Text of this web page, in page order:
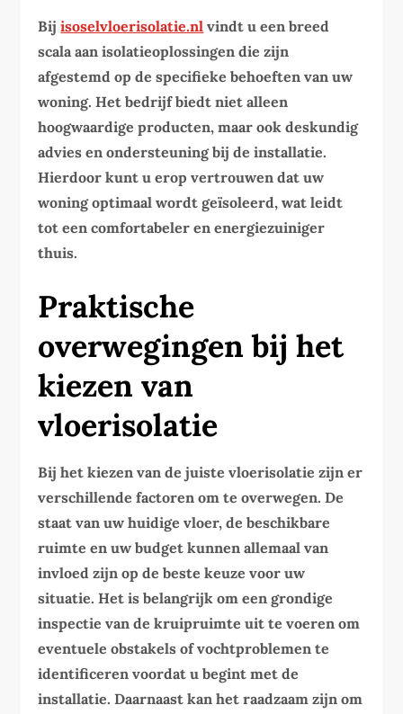
Bijisoselvloerisolatie.nl vindt u een breed
scala aan isolatieoplossingen die zijn
afgestemd op de specifieke behoeften van uw
woning. Het bedrijf biedt niet alleen
hoogwaardige producten, maar ook deskundig
advies en ondersteuning bij de installatie.
Hierdoor kunt u erop vertrouwen dat uw
woning optimaal wordt geïsoleerd, wat leidt
tot een comfortabeler en energiezuiniger
thuis.
Praktische
overwegingen bij het
kiezen van
vloerisolatie
Bij het kiezen van de juiste vloerisolatie zijn er
verschillende factoren om te overwegen. De
staat van uw huidige vloer, de beschikbare
ruimte en uw budget kunnen allemaal van
invloed zijn op de beste keuze voor uw
situatie. Het is belangrijk om een grondige
inspectie van de kruipruimte uit te voeren om
eventuele obstakels of vochtproblemen te
identificeren voordat u begint met de
installatie. Daarnaast kan het raadzaam zijn om